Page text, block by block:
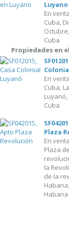
Luyano
En
Cuba,
Cuba
Propiedades en
En
Cuba,
Luyanó,
Cuba
Plaza
En
Plaza
la
de la
Habana